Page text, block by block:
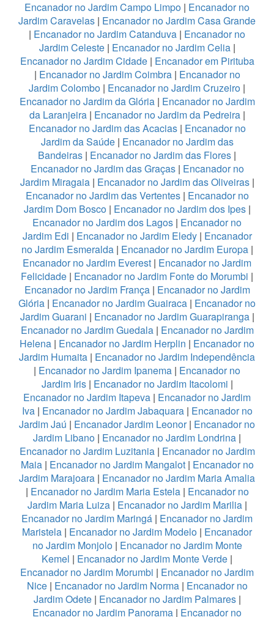
Encanador no Jardim Campo Limpo | Encanador no
Jardim Caravelas | Encanador no Jardim Casa Grande
| Encanador no Jardim Catanduva | Encanador no
Jardim Celeste| Encanador no Jardim Celia|
Encanador no Jardim Cidade| Encanador em Pirituba
| Encanador no Jardim Coimbra| Encanador no
Jardim Colombo | Encanador no Jardim Cruzeiro |
Encanador no Jardim da Glória| Encanador no Jardim
da Laranjeira| Encanador no Jardim da Pedreira|
Encanador no Jardim das Acacias| Encanador no
Jardim da Saúde| Encanador no Jardim das
Bandeiras | Encanador no Jardim das Flores |
Encanador no Jardim das Graças| Encanador no
Jardim Miragaia| Encanador no Jardim das Oliveiras|
Encanador no Jardim das Vertentes| Encanador no
Jardim Dom Bosco| Encanador no Jardim dos Ipes|
Encanador no Jardim dos Lagos | Encanador no
Jardim Edi | Encanador no Jardim Eledy| Encanador
no Jardim Esmeralda| Encanador no Jardim Europa|
Encanador no Jardim Everest | Encanador no Jardim
Felicidade | Encanador no Jardim Fonte do Morumbi |
Encanador no Jardim França| Encanador no Jardim
Glória | Encanador no Jardim Guairaca | Encanador no
Jardim Guarani | Encanador no Jardim Guarapiranga|
Encanador no Jardim Guedala| Encanador no Jardim
Helena | Encanador no Jardim Herplin | Encanador no
Jardim Humaita | Encanador no Jardim Independência
| Encanador no Jardim Ipanema | Encanador no
Jardim Iris| Encanador no Jardim Itacolomi |
Encanador no Jardim Itapeva | Encanador no Jardim
Iva| Encanador no Jardim Jabaquara| Encanador no
Jardim Jaú | Encanador Jardim Leonor| Encanador no
Jardim Libano | Encanador no Jardim Londrina |
Encanador no Jardim Luzitania| Encanador no Jardim
Maia| Encanador no Jardim Mangalot| Encanador no
Jardim Marajoara | Encanador no Jardim Maria Amalia
| Encanador no Jardim Maria Estela| Encanador no
Jardim Maria Luiza| Encanador no Jardim Marilia|
Encanador no Jardim Maringá | Encanador no Jardim
Maristela | Encanador no Jardim Modelo | Encanador
no Jardim Monjolo| Encanador no Jardim Monte
Kemel | Encanador no Jardim Monte Verde |
Encanador no Jardim Morumbi | Encanador no Jardim
Nice| Encanador no Jardim Norma| Encanador no
Jardim Odete| Encanador no Jardim Palmares|
Encanador no Jardim Panorama | Encanador no